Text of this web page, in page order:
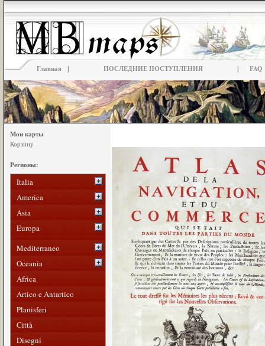
Главная | ПОСЛЕДНИЕ ПОСТУПЛЕНИЯ | FAQ
Мои карты
Корзину
Регионы:
Italia
America
Asia
Europa
Mediterraneo
Oceania
Africa
Artico e Antartico
Planisferi
Città
Disegni